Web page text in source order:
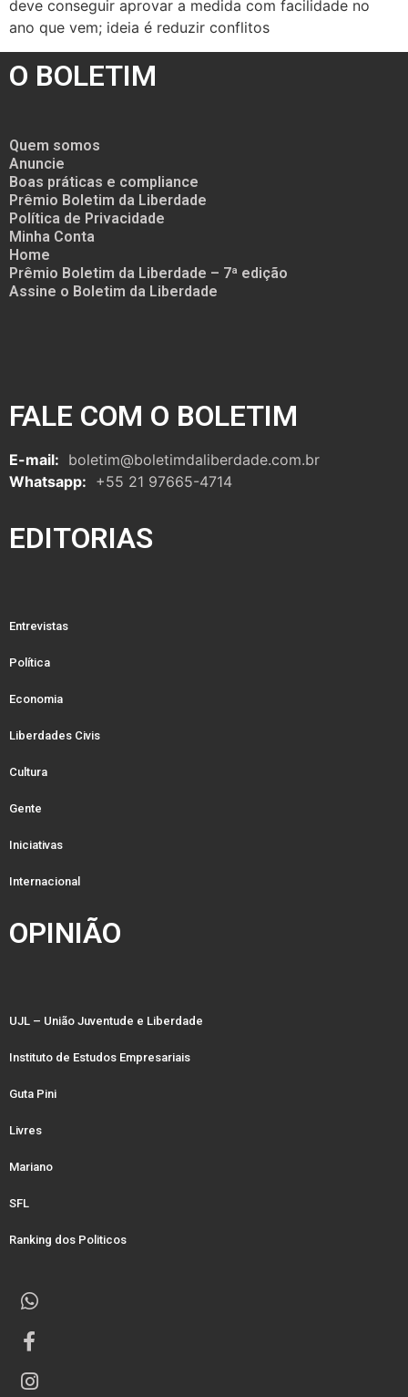
deve conseguir aprovar a medida com facilidade no
ano que vem; ideia é reduzir conflitos
O BOLETIM
Quem somos
Anuncie
Boas práticas e compliance
Prêmio Boletim da Liberdade
Política de Privacidade
Minha Conta
Home
Prêmio Boletim da Liberdade – 7ª edição
Assine o Boletim da Liberdade
FALE COM O BOLETIM
E-mail: boletim@boletimdaliberdade.com.br
Whatsapp: +55 21 97665-4714
EDITORIAS
Entrevistas
Política
Economia
Liberdades Civis
Cultura
Gente
Iniciativas
Internacional
OPINIÃO
UJL – União Juventude e Liberdade
Instituto de Estudos Empresariais
Guta Pini
Livres
Mariano
SFL
Ranking dos Politicos